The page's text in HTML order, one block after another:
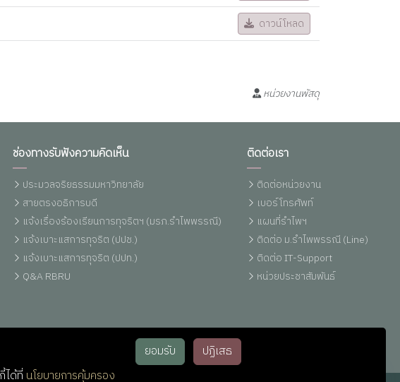
ดาวน์โหลด
หน่วยงานพัสดุ
ช่องทางรับฟังความคิดเห็น
ประมวลจริยธรรมมหาวิทยาลัย
สายตรงอธิการบดี
แจ้งเรื่องร้องเรียนการทุจริตฯ (มรภ.รำไพพรรณี)
แจ้งเบาะแสการทุจริต (ปปช.)
แจ้งเบาะแสการทุจริต (ปปท.)
Q&A RBRU
ติดต่อเรา
ติดต่อหน่วยงาน
เบอร์โทรศัพท์
แผนที่รำไพฯ
ติดต่อ ม.รำไพพรรณี (Line)
ติดต่อ IT-Support
หน่วยประชาสัมพันธ์
ได้ที่ นโยบายการคุ้มครอง
ยอมรับ ปฏิเสธ